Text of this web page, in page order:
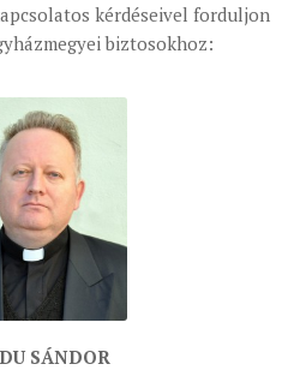
kérdéseivel forduljon
biztosokhoz:
SÁNDOR